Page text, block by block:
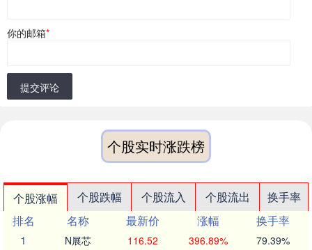
你的邮箱*
提交评论
个股实时涨跌榜
个股涨幅 个股跌幅 个股流入 个股流出
换手率
排名
名称 最新价 涨幅
换手率
1
N展芯 116.52 396.89% 79.39%